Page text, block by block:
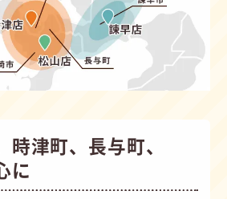
津町、長与町、
に